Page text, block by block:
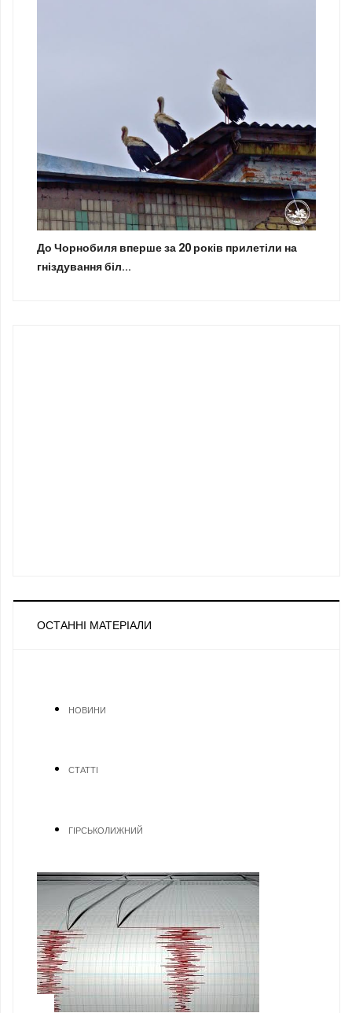
До Чорнобиля вперше за 20 років прилетіли на
гніздування біл...
ОСТАННІ МАТЕРІАЛИ
НОВИНИ
СТАТТІ
ГІРСЬКОЛИЖНИЙ